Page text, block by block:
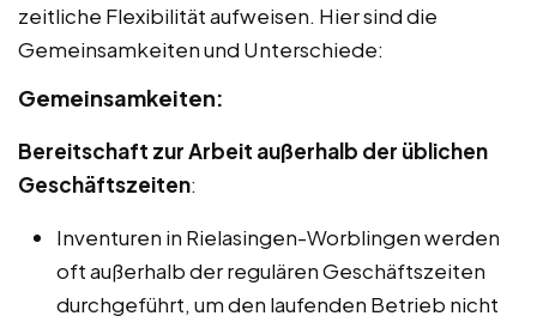
zeitliche Flexibilität aufweisen. Hier sind die
Gemeinsamkeiten und Unterschiede:
Gemeinsamkeiten:
Bereitschaft zur Arbeit außerhalb der üblichen
Geschäftszeiten:
Inventuren in Rielasingen-Worblingen werden
oft außerhalb der regulären Geschäftszeiten
durchgeführt, um den laufenden Betrieb nicht